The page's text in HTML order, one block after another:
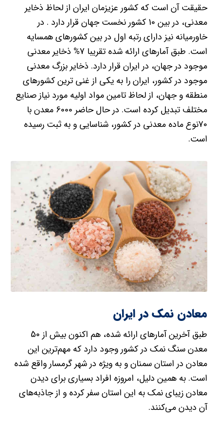
حقیقت آن است که کشور عزیزمان ایران از لحاظ ذخایر
معدنی، در بین 10 کشور نخست جهان قرار دارد . در
خاورمیانه نیز دارای رتبه اول در بین کشورهای همسایه
است. طبق آمارهای ارائه شده تقریبا 7% ذخایر معدنی
موجود در جهان، در ایران قرار دارد. ذخایر بزرگ معدنی
موجود در کشور، ایران را به یکی از غنی ‌ترین کشورهای
منطقه و جهان، از لحاظ تامین مواد اولیه مورد نیاز صنایع
مختلف تبدیل کرده است. در حال حاضر 6000 معدن با
70نوع ماده معدنی در کشور، شناسایی و به ثبت رسیده
است.
معادن نمک در ایران
طبق آخرین آمارهای ارائه شده، هم اکنون بیش از 50
معدن سنگ نمک در کشور وجود دارد که مهم‌ترین این
معادن در استان سمنان و به ویژه در شهر گرمسار واقع شده
است. به همین دلیل، امروزه افراد بسیاری برای دیدن
معادن زیبای نمک به این استان سفر کرده و از جاذبه‌های
آن دیدن می‌کنند.